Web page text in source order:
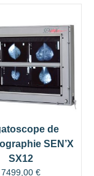
de
SEN’X
SX12
7499,00 €